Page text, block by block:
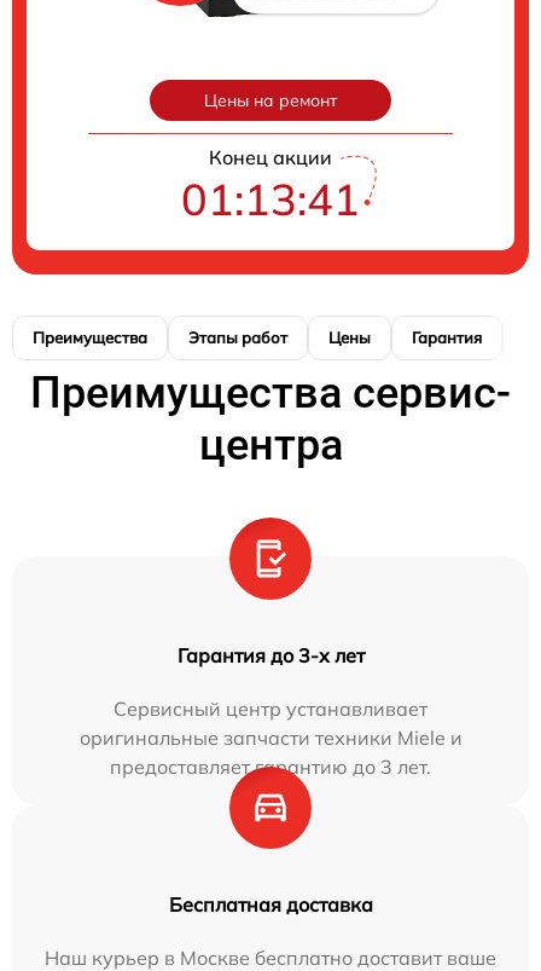
Цены на ремонт
Конец акции
01:13:40
Преимущества Этапы работ Цены Гарантия
Преимущества сервис-
центра
Гарантия до 3-х лет
Сервисный центр устанавливает
оригинальные запчасти техники Miele и
предоставляет гарантию до 3 лет.
Бесплатная доставка
Наш курьер в Москве бесплатно доставит ваше